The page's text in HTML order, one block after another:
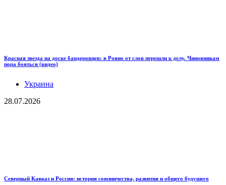
Красная звезда на доске бандеровцев: в Ровно от слов перешли к делу. Чиновникам
пора бояться (видео)
Украина
28.07.2026
Северный Кавказ и Россия: история союзничества, развития и общего будущего